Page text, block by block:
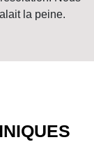
la peine.